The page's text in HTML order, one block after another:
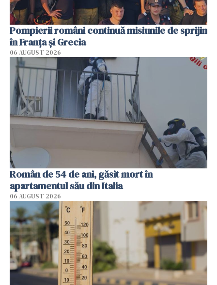
Pompierii români continuă misiunile de sprijin
în Franţa şi Grecia
06 AUGUST 2026
Român de 54 de ani, găsit mort în
apartamentul său din Italia
06 AUGUST 2026